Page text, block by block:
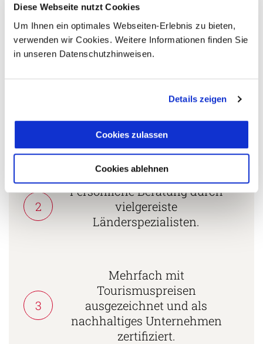
Diese Webseite nutzt Cookies
Um Ihnen ein optimales Webseiten-Erlebnis zu bieten,
verwenden wir Cookies. Weitere Informationen finden Sie
in unseren Datenschutzhinweisen.
Details zeigen
Cookies zulassen
Cookies ablehnen
+49 (0) 761 - 21 16 99-18
l.hagner@aventoura.de
5 Gründe warum Sie mit Ihrer Buchung bei uns
die richtige Entscheidung treffen:
Fernreisespezialist mit über
25 Jahren Erfahrung!
2
Persönliche Beratung durch
vielgereiste
Länderspezialisten.
3
Mehrfach mit
Tourismuspreisen
ausgezeichnet und als
nachhaltiges Unternehmen
zertifiziert.